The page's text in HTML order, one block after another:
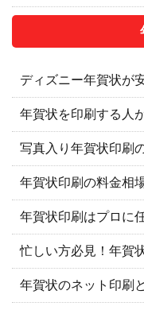
ディズニー年賀状が
年賀状を印刷する人
写真入り年賀状印刷
年賀状印刷の料金相
年賀状印刷はプロに
忙しい方必見！年賀
年賀状のネット印刷